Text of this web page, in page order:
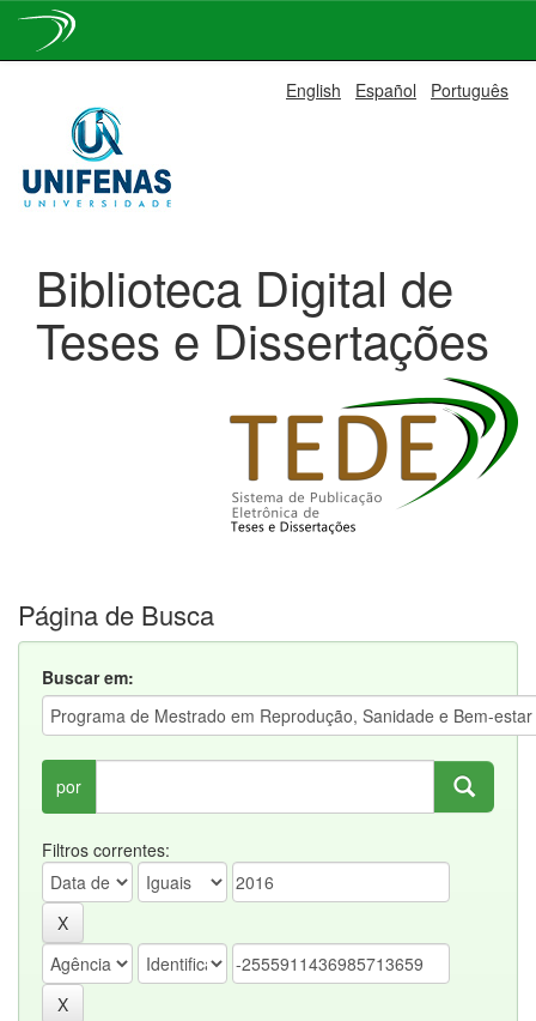
navigation
English Español Português
Biblioteca Digital de
Teses e Dissertações
Página de Busca
Buscar em:
por
Filtros correntes: